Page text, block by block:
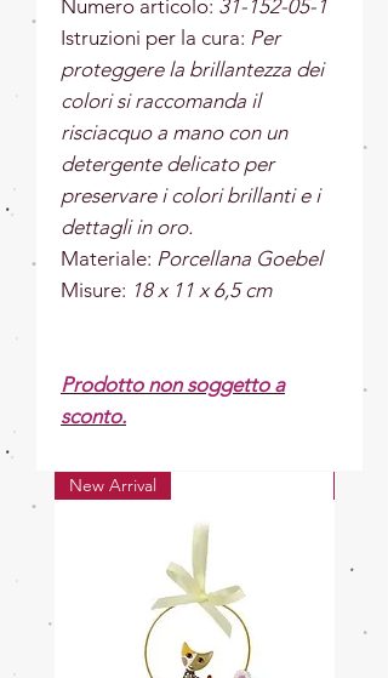
Numero articolo: 31-152-05-1
Istruzioni per la cura: Per
proteggere la brillantezza dei
colori si raccomanda il
risciacquo a mano con un
detergente delicato per
preservare i colori brillanti e i
dettagli in oro.
Materiale: Porcellana Goebel
Misure: 18 x 11 x 6,5 cm
Prodotto non soggetto a
sconto.
New Arrival